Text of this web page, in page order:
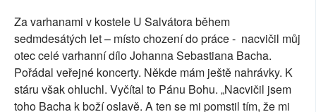
Za varhanami v kostele U Salvátora během
sedmdesátých let – místo chození do práce - nacvičil můj
otec celé varhanní dílo Johanna Sebastiana Bacha.
Pořádal veřejné koncerty. Někde mám ještě nahrávky. K
stáru však ohluchl. Vyčítal to Pánu Bohu. „Nacvičil jsem
toho Bacha k boží oslavě. A ten se mi pomstil tím, že mi